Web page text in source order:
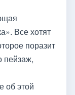
Все хотят
поразит
пейзаж,
об этой